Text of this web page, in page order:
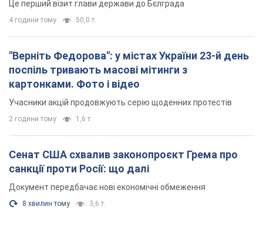
Це перший візит глави держави до Бєлграда
4 години тому 50,0 т.
"Верніть Федорова": у містах України 23-й день
поспіль тривають масові мітинги з
картонками. Фото і відео
Учасники акцій продовжують серію щоденних протестів
2 години тому 1,6 т.
Сенат США схвалив законопроєкт Грема про
санкції проти Росії: що далі
Документ передбачає нові економічні обмеження
8 хвилин тому 3,6 т.